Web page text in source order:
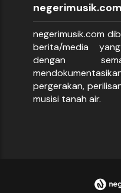
negerimusik.com
negerimusik.com
berita/media
dengan
pergerakan,
musisi tanah air.